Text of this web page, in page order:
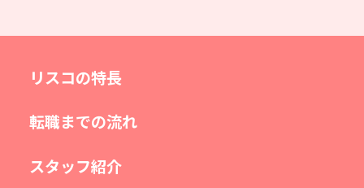
リスコの特長
転職までの流れ
スタッフ紹介